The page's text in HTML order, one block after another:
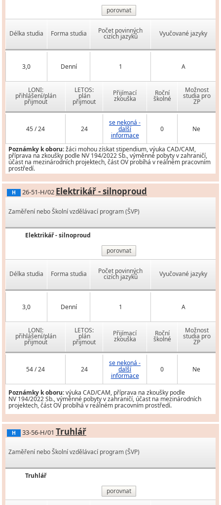
porovnat
Délka studia Forma studia Počet povinných
cizích jazyků Vyučované jazyky
3,0 Denní 1 A
LONI:
přihlášení/plán
přijmout
LETOS:
plán
přijmout
Přijímací
zkouška
Roční
školné
Možnost
studia pro
ZP
45 / 24 24
se nekoná -
další
informace
0 Ne
Poznámky k oboru:žáci mohou získat stipendium, výuka CAD/CAM,
příprava na zkoušky podle NV 194/2022 Sb., výměnné pobyty v zahraničí,
účast na mezinárodních projektech, část OV probíhá v reálném pracovním
prostředí.
H 26-51-H/02 Elektrikář - silnoproud
Zaměření nebo Školní vzdělávací program (ŠVP)
Elektrikář - silnoproud
porovnat
Délka studia Forma studia Počet povinných
cizích jazyků Vyučované jazyky
3,0 Denní 1 A
LONI:
přihlášení/plán
přijmout
LETOS:
plán
přijmout
Přijímací
zkouška
Roční
školné
Možnost
studia pro
ZP
54 / 24 24
se nekoná -
další
informace
0 Ne
Poznámky k oboru:výuka CAD/CAM, příprava na zkoušky podle
NV 194/2022 Sb., výměnné pobyty v zahraničí, účast na mezinárodních
projektech, část OV probíhá v reálném pracovním prostředí.
H 33-56-H/01 Truhlář
Zaměření nebo Školní vzdělávací program (ŠVP)
Truhlář
porovnat